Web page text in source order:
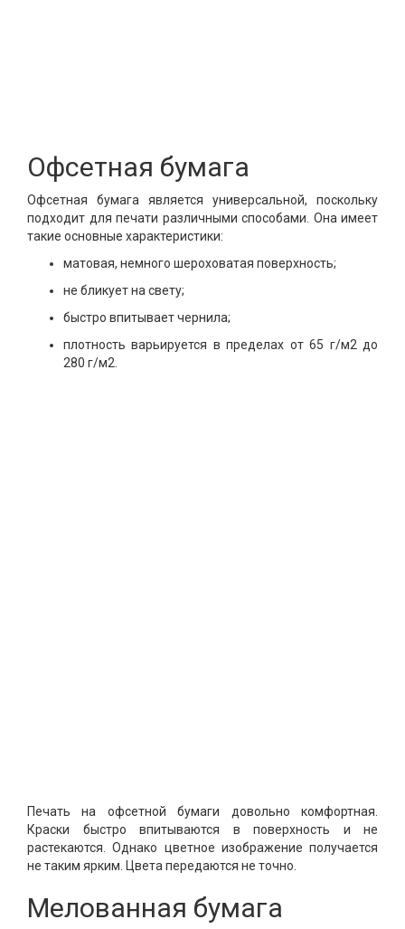
Офсетная бумага
Офсетная бумага является универсальной, поскольку
подходит для печати различными способами. Она имеет
такие основные характеристики:
матовая, немного шероховатая поверхность;
не бликует на свету;
быстро впитывает чернила;
плотность варьируется в пределах от 65 г/м2 до
280 г/м2.
Печать на офсетной бумаги довольно комфортная.
Краски быстро впитываются в поверхность и не
растекаются. Однако цветное изображение получается
не таким ярким. Цвета передаются не точно.
Мелованная бумага